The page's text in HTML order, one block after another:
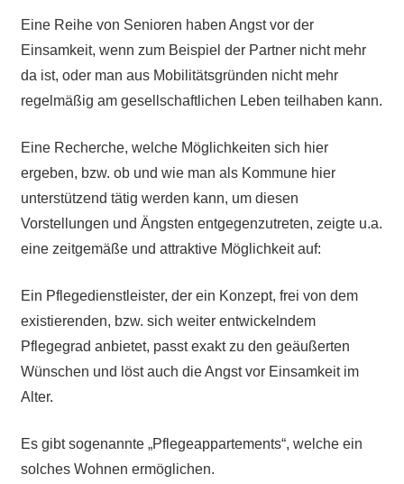
Eine Reihe von Senioren haben Angst vor der
Einsamkeit, wenn zum Beispiel der Partner nicht mehr
da ist, oder man aus Mobilitätsgründen nicht mehr
regelmäßig am gesellschaftlichen Leben teilhaben kann.
Eine Recherche, welche Möglichkeiten sich hier
ergeben, bzw. ob und wie man als Kommune hier
unterstützend tätig werden kann, um diesen
Vorstellungen und Ängsten entgegenzutreten, zeigte u.a.
eine zeitgemäße und attraktive Möglichkeit auf:
Ein Pflegedienstleister, der ein Konzept, frei von dem
existierenden, bzw. sich weiter entwickelndem
Pflegegrad anbietet, passt exakt zu den geäußerten
Wünschen und löst auch die Angst vor Einsamkeit im
Alter.
Es gibt sogenannte „Pflegeappartements“, welche ein
solches Wohnen ermöglichen.